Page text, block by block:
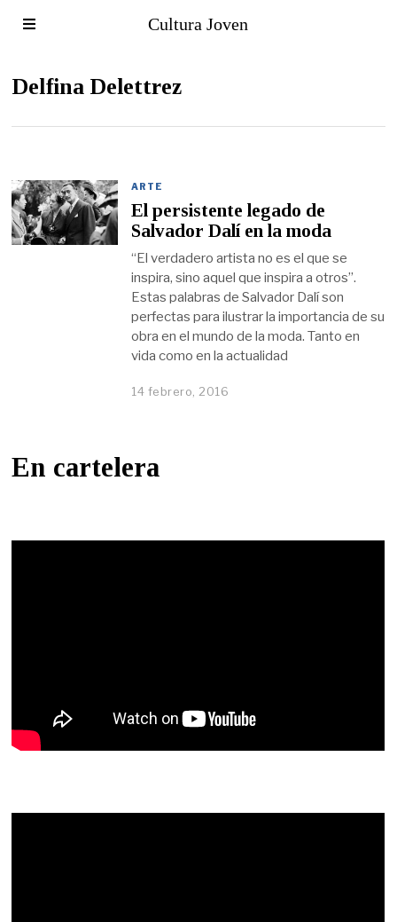
Cultura Joven
Delfina Delettrez
ARTE
El persistente legado de
Salvador Dalí en la moda
“El verdadero artista no es el que se
inspira, sino aquel que inspira a otros”.
Estas palabras de Salvador Dalí son
perfectas para ilustrar la importancia de su
obra en el mundo de la moda. Tanto en
vida como en la actualidad
14 febrero, 2016
En cartelera